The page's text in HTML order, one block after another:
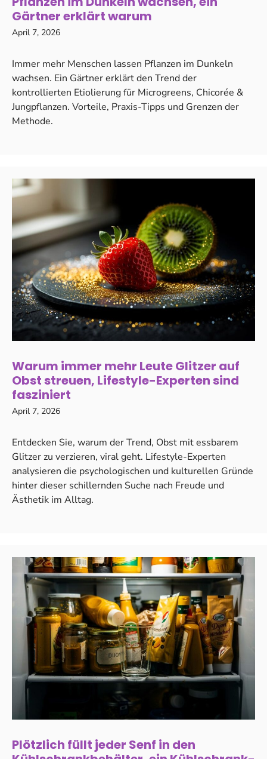
Gärtner erklärt warum
April 7, 2026
Immer mehr Menschen lassen Pflanzen im Dunkeln
wachsen. Ein Gärtner erklärt den Trend der
kontrollierten Etiolierung für Microgreens, Chicorée &
Jungpflanzen. Vorteile, Praxis-Tipps und Grenzen der
Methode.
Warum immer mehr Leute Glitzer auf
Obst streuen, Lifestyle-Experten sind
fasziniert
April 7, 2026
Entdecken Sie, warum der Trend, Obst mit essbarem
Glitzer zu verzieren, viral geht. Lifestyle-Experten
analysieren die psychologischen und kulturellen Gründe
hinter dieser schillernden Suche nach Freude und
Ästhetik im Alltag.
Plötzlich füllt jeder Senf in den